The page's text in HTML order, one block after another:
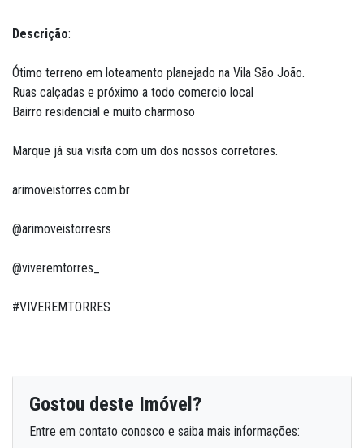
Descrição:
Ótimo terreno em loteamento planejado na Vila São João.
Ruas calçadas e próximo a todo comercio local
Bairro residencial e muito charmoso
Marque já sua visita com um dos nossos corretores.
arimoveistorres.com.br
@arimoveistorresrs
@viveremtorres_
#VIVEREMTORRES
Gostou deste Imóvel?
Entre em contato conosco e saiba mais informações: